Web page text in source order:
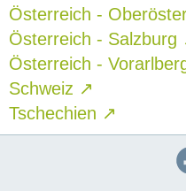
Österreich -
Österreich - Salzburg
Österreich -
Schweiz ↗
Tschechien ↗